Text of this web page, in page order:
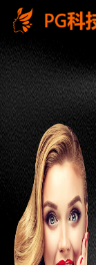
PG
电
子
控
股
有
限
公
司-